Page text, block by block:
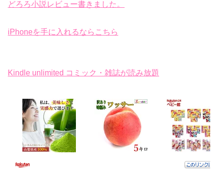
どろろ小説レビュー書きました。
iPhoneを手に入れるならこちら
Kindle unlimited コミック・雑誌が読み放題